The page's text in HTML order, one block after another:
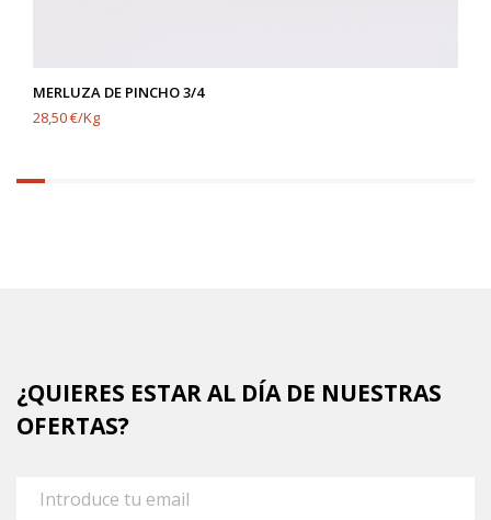
MERLUZA DE PINCHO 3/4
28,50 €/Kg
6.25%
¿QUIERES ESTAR AL DÍA DE NUESTRAS
OFERTAS?